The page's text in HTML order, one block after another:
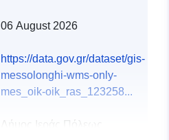
06 August 2026
https://data.gov.gr/dataset/gis-
messolonghi-wms-only-
mes_oik-oik_ras_123258...
Δήμος Ιεράς Πόλεως